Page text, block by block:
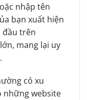
nhập tên
bạn xuất hiện
đầu trên
mang lại uy
có xu
những website